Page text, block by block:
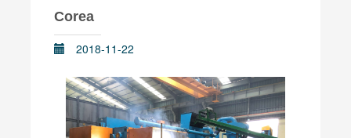
Corea
2018-11-22